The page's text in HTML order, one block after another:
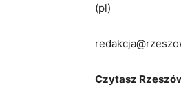
(pl)
Czytasz